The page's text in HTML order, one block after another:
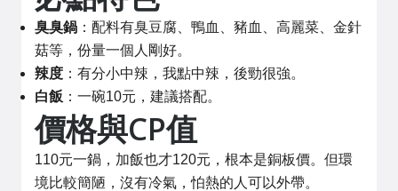
臭臭鍋 ：配料有臭豆腐、鴨血、豬血、高麗菜、金針
菇等，份量一個人剛好。
辣度 ：有分小中辣，我點中辣，後勁很強。
白飯 ：一碗10元，建議搭配。
價格與CP值
110元一鍋，加飯也才120元，根本是銅板價。但環
境比較簡陋，沒有冷氣，怕熱的人可以外帶。